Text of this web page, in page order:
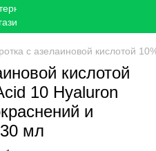
с азелаиновой кислотой
кислотой
10 Hyaluron
и
мл